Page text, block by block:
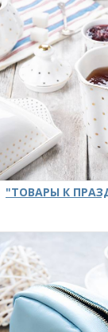
"ТОВАРЫ К